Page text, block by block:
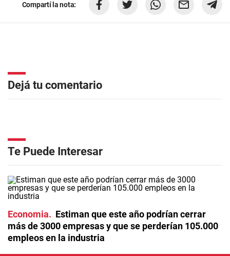
Compartí la nota:
Dejá tu comentario
Te Puede Interesar
Economia
Estiman que este año podrían cerrar
más de 3000 empresas y que se perderían 105.000
empleos en la industria